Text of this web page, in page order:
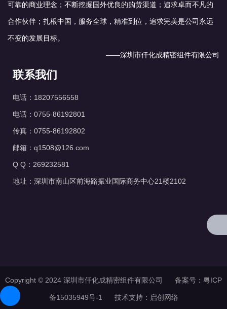
可靠的商业理念；不断挖掘国外优良的购货渠道；追求卓而不凡的
合作伙伴；扎根中国，服务全球，精准到位，追求完美是公司永远
不变的发展目标。
——深圳市仟化成精密组件有限公司
联系我们
电话：18207556558
电话：0755-86192801
传真：0755-86192802
邮箱：q1508@126.com
Q Q：269232581
地址：深圳市南山区前海路振业国际商务中心21楼2102
Copyright © 2024 深圳市仟化成精密组件有限公司 备案号： 粤ICP
备15035949号-1 技术支持： 启创网络